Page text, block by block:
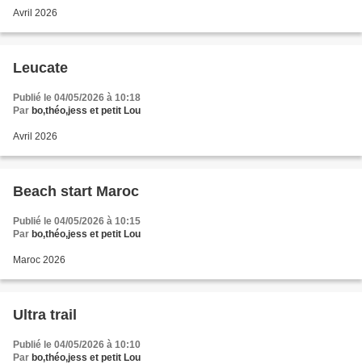
Avril 2026
Leucate
Publié le 04/05/2026 à 10:18
Par bo,théo,jess et petit Lou
Avril 2026
Beach start Maroc
Publié le 04/05/2026 à 10:15
Par bo,théo,jess et petit Lou
Maroc 2026
Ultra trail
Publié le 04/05/2026 à 10:10
Par bo,théo,jess et petit Lou